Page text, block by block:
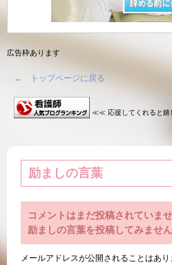
広告枠あります
← トップページに戻る
≪≪ 応援してくれると嬉
励ましの言葉
コメントはまだ投稿されていませ
励ましの言葉を投稿してみませ
メールアドレスが公開されることはあり